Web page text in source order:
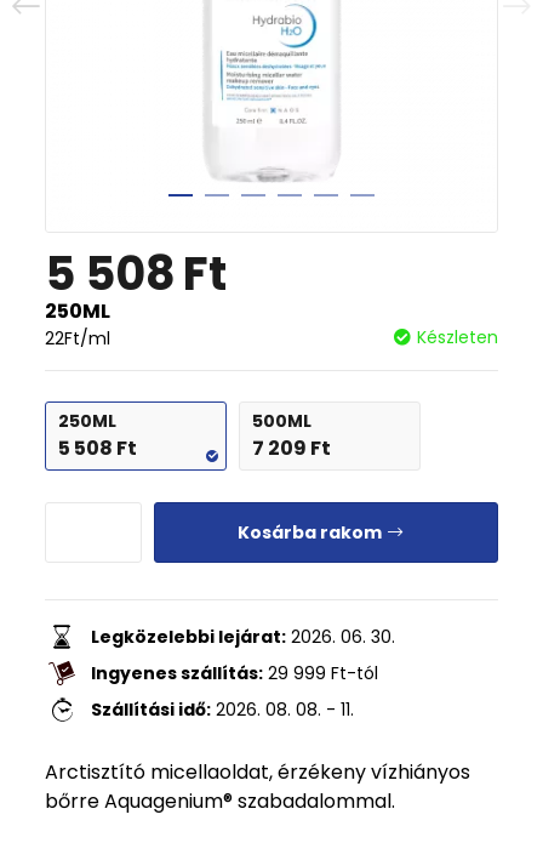
5 508Ft
250ML
22Ft/ml Készleten
250ML
5 508 Ft
500ML
7 209 Ft
Kosárba rakom
Legközelebbi lejárat: 2026. 06. 30.
Ingyenes szállítás: 29 999 Ft-tól
Szállítási idő: 2026. 08. 08. - 11.
Arctisztító micellaoldat, érzékeny vízhiányos
bőrre Aquagenium® szabadalommal.